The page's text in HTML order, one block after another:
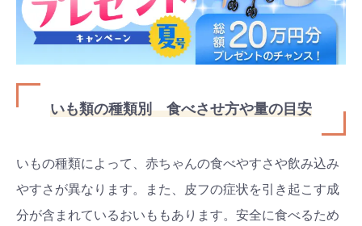
いも類の種類別 食べさせ方や量の目安
いもの種類によって、赤ちゃんの食べやすさや飲み込み
やすさが異なります。また、皮フの症状を引き起こす成
分が含まれているおいももあります。安全に食べるため